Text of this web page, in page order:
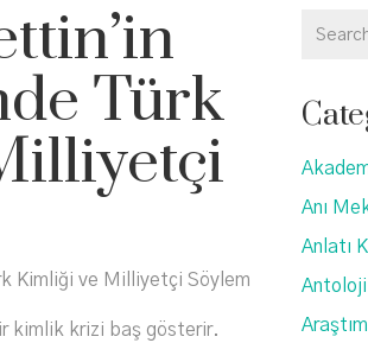
Türk
Kimliği ve Milliyetçi Söylem
kimlik krizi baş gösterir.
for:
Anı
Anlatı
Antoloji